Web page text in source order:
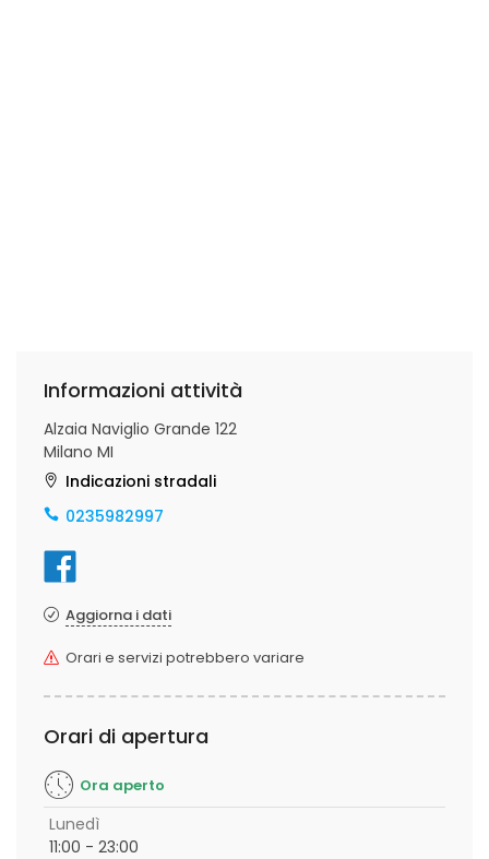
Informazioni attività
Alzaia Naviglio Grande 122
Milano MI
Indicazioni stradali
0235982997
Aggiorna i dati
Orari e servizi potrebbero variare
Orari di apertura
Ora aperto
Lunedì
11:00 - 23:00